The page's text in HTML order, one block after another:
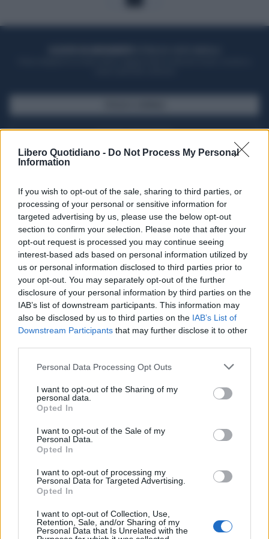
Libero Quotidiano - Do Not Process My Personal
Information
If you wish to opt-out of the sale, sharing to third parties, or
processing of your personal or sensitive information for
targeted advertising by us, please use the below opt-out
section to confirm your selection. Please note that after your
opt-out request is processed you may continue seeing
interest-based ads based on personal information utilized by
us or personal information disclosed to third parties prior to
your opt-out. You may separately opt-out of the further
disclosure of your personal information by third parties on the
IAB’s list of downstream participants. This information may
also be disclosed by us to third parties on the IAB’s List of
Downstream Participants that may further disclose it to other
Personal Data Processing Opt Outs
I want to opt-out of the Sharing of my
personal data.
Opted In
I want to opt-out of the Sale of my
Personal Data.
Opted In
I want to opt-out of processing my
Personal Data for Targeted Advertising.
Opted In
I want to opt-out of Collection, Use,
Retention, Sale, and/or Sharing of my
Personal Data that Is Unrelated with the
Seguici su Google Discover
Segui Libero Quotidiano su Google Discover
Scegli Libero Quotidiano come fonte preferita
SPETTACOLI
SCIENZA E TECH